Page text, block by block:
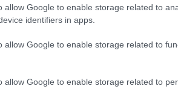
allow Google to enable storage related to
identifiers in apps.
allow Google to enable storage related to
allow Google to enable storage related to
KIOSK
Sve snimljeno na kameri: